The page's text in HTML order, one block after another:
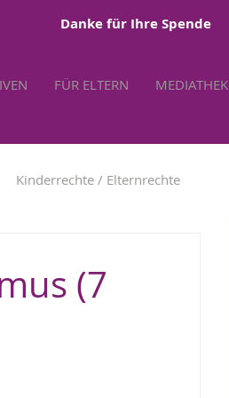
Danke für Ihre Spende
FÜR ELTERN MEDIATHEK
Kinderrechte / Elternrechte
(7